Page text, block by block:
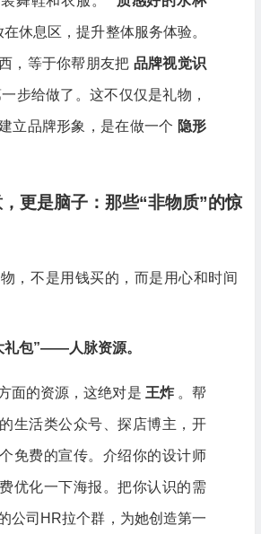
在休息区，提升整体服务体验。
，等于你帮朋友把 品牌视觉识
步给做了。这不仅仅是礼物，
立品牌形象，是在做一个 隐形
更是脑子：那些“非物质”的惊
，不是用钱买的，而是用心和时间
礼包”——人脉资源。
面的资源，这绝对是 王炸 。帮
生活类公众号、探店博主，开
免费的宣传。介绍你的设计师
优化一下海报。把你认识的需
公司HR拉个群，为她创造第一